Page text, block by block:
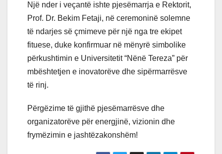
Një nder i veçantë ishte pjesëmarrja e Rektorit,
Prof. Dr. Bekim Fetaji, në ceremoninë solemne
të ndarjes së çmimeve për një nga tre ekipet
fituese, duke konfirmuar në mënyrë simbolike
përkushtimin e Universitetit “Nënë Tereza” për
mbështetjen e inovatorëve dhe sipërmarrësve
të rinj.
Përgëzime të gjithë pjesëmarrësve dhe
organizatorëve për energjinë, vizionin dhe
frymëzimin e jashtëzakonshëm!